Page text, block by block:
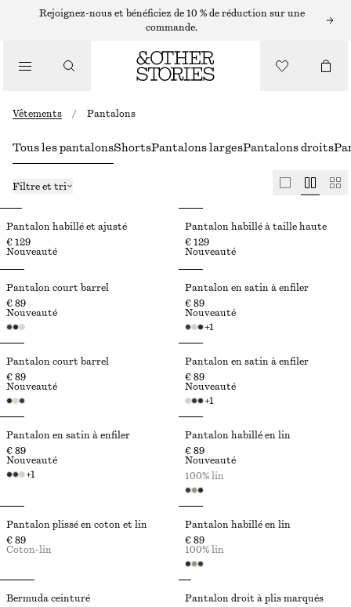
Rejoignez-nous et bénéficiez de 10 % de réduction sur une
commande.
Vêtements / Pantalons
Tous les pantalonsShortsPantalons largesPantalons droits
Filtre et tri
Pantalon habillé et ajusté
€ 129
Nouveauté
Pantalon habillé à taille haute
€ 129
Nouveauté
Pantalon court barrel
€ 89
Nouveauté
Pantalon en satin à enfiler
€ 89
+1
Nouveauté
Pantalon court barrel
€ 89
Nouveauté
Pantalon en satin à enfiler
€ 89
+1
Nouveauté
Pantalon en satin à enfiler
€ 89
+1
Nouveauté
Pantalon habillé en lin
€ 89
Nouveauté
100% lin
Pantalon plissé en coton et lin
€ 89
Coton-lin
Pantalon habillé en lin
€ 89
100% lin
Bermuda ceinturé
Pantalon droit à plis marqués